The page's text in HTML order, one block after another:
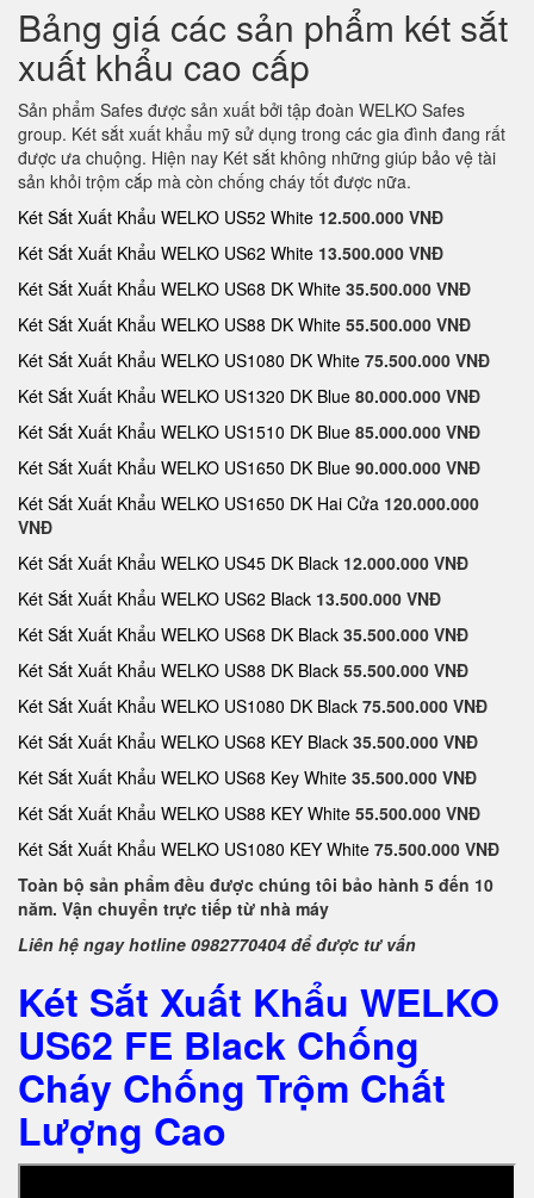
Bảng giá các sản phẩm két sắt
xuất khẩu cao cấp
Sản phẩm Safes được sản xuất bởi tập đoàn WELKO Safes
group. Két sắt xuất khẩu mỹ sử dụng trong các gia đình đang rất
được ưa chuộng. Hiện nay Két sắt không những giúp bảo vệ tài
sản khỏi trộm cắp mà còn chống cháy tốt được nữa.
Két Sắt Xuất Khẩu WELKO US52 White 12.500.000 VNĐ
Két Sắt Xuất Khẩu WELKO US62 White 13.500.000 VNĐ
Két Sắt Xuất Khẩu WELKO US68 DK White 35.500.000 VNĐ
Két Sắt Xuất Khẩu WELKO US88 DK White 55.500.000 VNĐ
Két Sắt Xuất Khẩu WELKO US1080 DK White 75.500.000 VNĐ
Két Sắt Xuất Khẩu WELKO US1320 DK Blue 80.000.000 VNĐ
Két Sắt Xuất Khẩu WELKO US1510 DK Blue 85.000.000 VNĐ
Két Sắt Xuất Khẩu WELKO US1650 DK Blue 90.000.000 VNĐ
Két Sắt Xuất Khẩu WELKO US1650 DK Hai Cửa 120.000.000
VNĐ
Két Sắt Xuất Khẩu WELKO US45 DK Black 12.000.000 VNĐ
Két Sắt Xuất Khẩu WELKO US62 Black 13.500.000 VNĐ
Két Sắt Xuất Khẩu WELKO US68 DK Black 35.500.000 VNĐ
Két Sắt Xuất Khẩu WELKO US88 DK Black 55.500.000 VNĐ
Két Sắt Xuất Khẩu WELKO US1080 DK Black 75.500.000 VNĐ
Két Sắt Xuất Khẩu WELKO US68 KEY Black 35.500.000 VNĐ
Két Sắt Xuất Khẩu WELKO US68 Key White 35.500.000 VNĐ
Két Sắt Xuất Khẩu WELKO US88 KEY White 55.500.000 VNĐ
Két Sắt Xuất Khẩu WELKO US1080 KEY White 75.500.000 VNĐ
Toàn bộ sản phẩm đều được chúng tôi bảo hành 5 đến 10
năm. Vận chuyển trực tiếp từ nhà máy
Liên hệ ngay hotline 0982770404 để được tư vấn
Két Sắt Xuất Khẩu WELKO
US62 FE Black Chống
Cháy Chống Trộm Chất
Lượng Cao